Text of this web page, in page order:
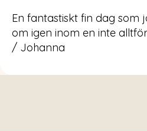
En fantastiskt fin dag som
om igen inom en inte
/ Johanna